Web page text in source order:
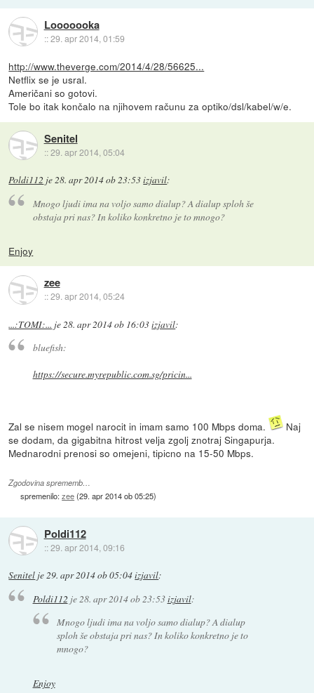
Looooooka
::29. apr 2014, 01:59
http://www.theverge.com/2014/4/28/56625...
Netflix se je usral.
Američani so gotovi.
Tole bo itak končalo na njihovem računu za optiko/dsl/kabel/w/e.
Senitel
::29. apr 2014, 05:04
Poldi112 je28. apr 2014 ob 23:53izjavil:
Mnogo ljudi ima na voljo samo dialup? A dialup sploh še
obstaja pri nas? In koliko konkretno je to mnogo?
Enjoy
zee
::29. apr 2014, 05:24
...:TOMI:... je28. apr 2014 ob 16:03izjavil:
bluefish:
https://secure.myrepublic.com.sg/pricin...
Zal se nisem mogel narocit in imam samo 100 Mbps doma.
Naj
se dodam, da gigabitna hitrost velja zgolj znotraj Singapurja.
Mednarodni prenosi so omejeni, tipicno na 15-50 Mbps.
Zgodovina sprememb…
spremenilo:zee(29. apr 2014 ob 05:25)
Poldi112
::29. apr 2014, 09:16
Senitel je29. apr 2014 ob 05:04izjavil:
Poldi112je28. apr 2014 ob 23:53izjavil:
Mnogo ljudi ima na voljo samo dialup? A dialup
sploh še obstaja pri nas? In koliko konkretno je to
mnogo?
Enjoy